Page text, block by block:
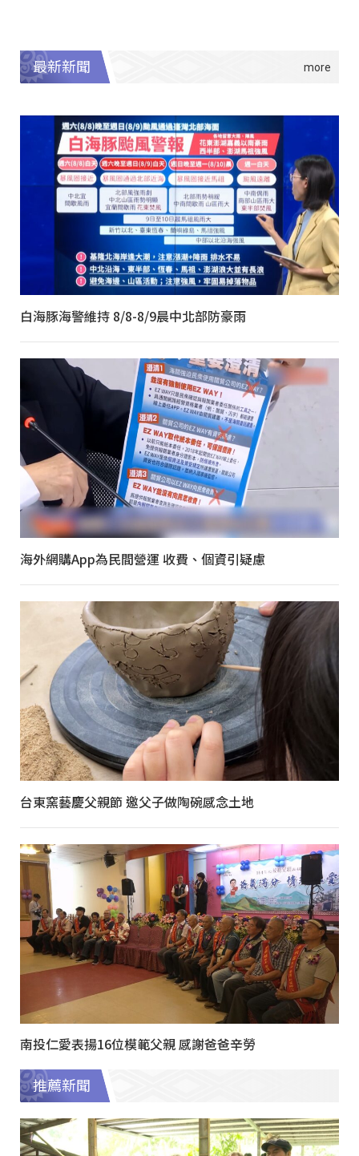
最新新聞
白海豚海警維持 8/8-8/9晨中北部防豪雨
海外網購App為民間營運 收費、個資引疑慮
台東窯藝慶父親節 邀父子做陶碗感念土地
南投仁愛表揚16位模範父親 感謝爸爸辛勞
推薦新聞